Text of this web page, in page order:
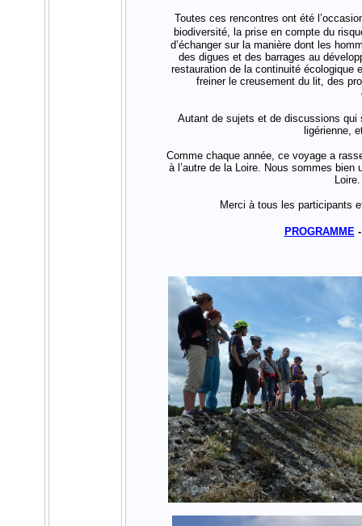
Toutes ces rencontres ont été
biodiversité, la prise en compte du
d’échanger sur la manière dont les
des digues et des barrages au
restauration de la continuité écologique
freiner le creusement du lit, des
Autant de sujets et de discussions qui
ligérienne,
Comme chaque année, ce voyage a
à l’autre de la Loire. Nous sommes bien
Merci à tous les participants
PROGRAMME